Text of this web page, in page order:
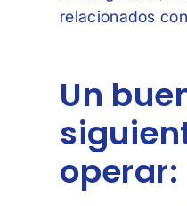
relacionados
Un
operar: